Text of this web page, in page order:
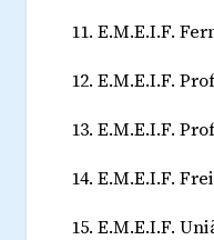
11. E.M.E.I.F.
12. E.M.E.I.F.
13. E.M.E.I.F.
14. E.M.E.I.F.
15. E.M.E.I.F.